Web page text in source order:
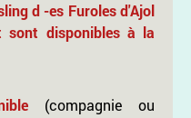
d -es Furoles d'Ajol
sont disponibles à la
(compagnie ou